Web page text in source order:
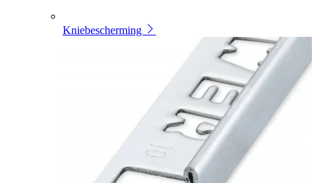
Kniebescherming